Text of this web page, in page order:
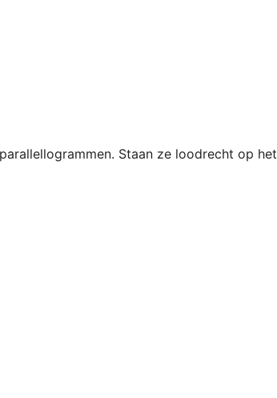
Staan ze loodrecht op het